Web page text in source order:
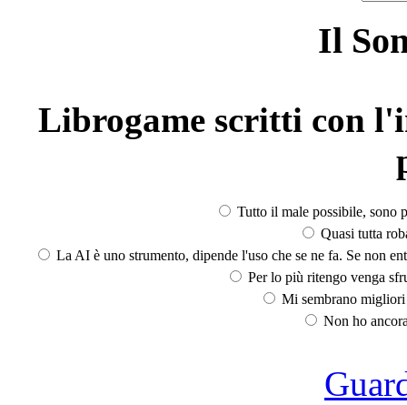
Il
Librogame scritti con
Tutto il male possibile, sono
Quasi tutta
La AI è uno strumento, dipende l'uso che se ne fa. Se non
Per lo più ritengo venga
Mi sembrano
Non ho